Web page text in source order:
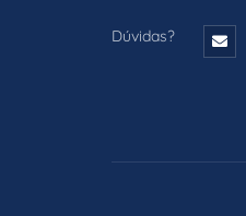
Dúvidas?